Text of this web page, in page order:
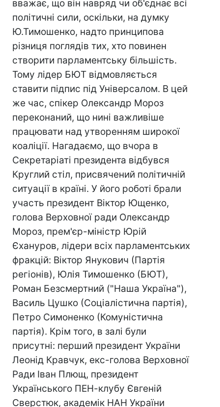
вважає, що він навряд чи об'єднає всі
політичні сили, оскільки, на думку
Ю.Тимошенко, надто принципова
різниця поглядів тих, хто повинен
створити парламентську більшість.
Тому лідер БЮТ відмовляється
ставити підпис під Універсалом. В цей
же час, спікер Олександр Мороз
переконаний, що нині важливіше
працювати над утворенням широкої
коаліції. Нагадаємо, що вчора в
Секретаріаті президента відбувся
Круглий стіл, присвячений політичній
ситуації в країні. У його роботі брали
участь президент Віктор Ющенко,
голова Верховної ради Олександр
Мороз, прем'єр-міністр Юрій
Єхануров, лідери всіх парламентських
фракцій: Віктор Янукович (Партія
регіонів), Юлія Тимошенко (БЮТ),
Роман Безсмертний ("Наша Україна"),
Василь Цушко (Соціалістична партія),
Петро Симоненко (Комуністична
партія). Крім того, в залі були
присутні: перший президент України
Леонід Кравчук, екс-голова Верховної
Ради Іван Плющ, президент
Українського ПЕН-клубу Євгеній
Сверстюк, академік НАН України